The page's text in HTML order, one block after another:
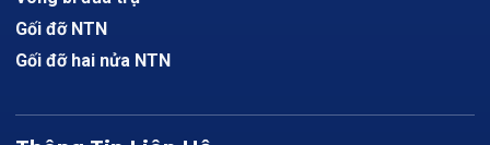
Gối đỡ NTN
Gối đỡ hai nửa NTN